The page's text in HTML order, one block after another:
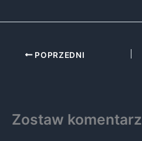
POPRZEDNI
Zostaw komentarz